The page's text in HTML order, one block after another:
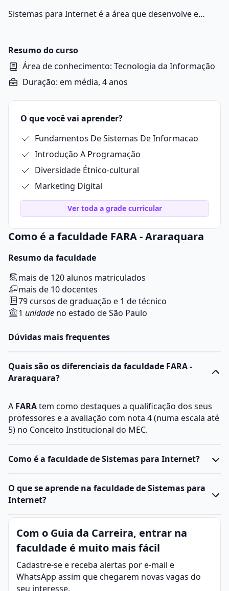
Sistemas para Internet é a área que desenvolve e
dados, análises de segurança digital e criação de
soluções para empresas e consumidores.
Resumo do curso
Área de conhecimento: Tecnologia da Informação
Duração: em média, 4 anos
O que você vai aprender?
Fundamentos De Sistemas De Informacao
Introdução A Programação
Diversidade Étnico-cultural
Marketing Digital
Ver toda a grade curricular
Como é a faculdade FARA - Araraquara
Resumo da faculdade
mais de 120 alunos matriculados
mais de 10 docentes
79 cursos de graduação e 1 de técnico
1 unidade no estado de São Paulo
Dúvidas mais frequentes
Quais são os diferenciais da faculdade FARA -
Araraquara?
A FARAtem como destaques a qualificação dos seus
professores e a avaliação com nota 4 (numa escala até
5) no Conceito Institucional do MEC.
Como é a faculdade de Sistemas para Internet?
O curso de Sistemas para Internet pode ser
desenvolvido em nível técnico, com duração média de
dois anos. O objetivo, em ambas as modalidades, é
formar profissionais habilitados para o
desenvolvimento de aplicações web, desde a
de sistemas digitais.
O curso tecnológico é voltado para quem busca uma
O que se aprende na faculdade de Sistemas para
Internet?
Sistemas para Internet é a área que desenvolve e
otimiza aplicações para a web. Suas práticas incluem a
programação de softwares, manutenção de banco de
dados, análises de segurança digital e criação de
soluções para empresas e consumidores.
O curso deSistemas para Internet
Com o Guia da Carreira, entrar na
faculdade é muito mais fácil
Cadastre-se e receba alertas por e-mail e
WhatsApp assim que chegarem novas vagas do
seu interesse.